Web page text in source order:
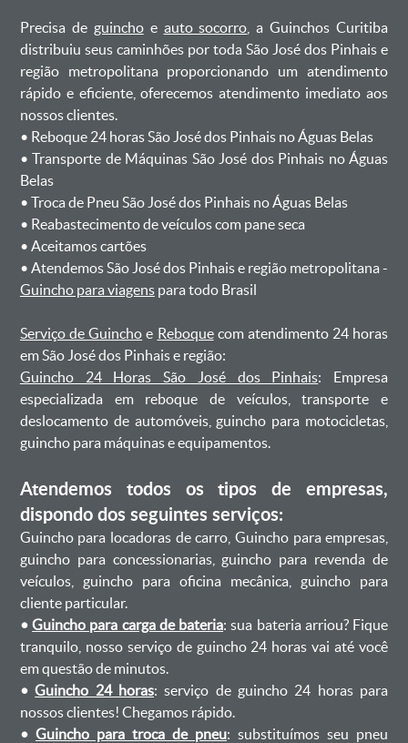
Precisa de guinchoe auto socorro , a Guinchos Curitiba
distribuiu seus caminhões por toda São José dos Pinhais e
região metropolitana proporcionando um atendimento
rápido e eficiente, oferecemos atendimento imediato aos
nossos clientes.
ㅤㅤ• Reboque 24 horas São José dos Pinhais no Águas Belas
ㅤㅤ• Transporte de Máquinas São José dos Pinhais no Águas
Belas
ㅤㅤ• Troca de Pneu São José dos Pinhais no Águas Belas
ㅤㅤ• Reabastecimento de veículos com pane seca
ㅤㅤ• Aceitamos cartões
ㅤㅤ• Atendemos São José dos Pinhais e região metropolitana -
Guincho para viagenspara todo Brasil
Serviço de Guincho e Reboquecom atendimento 24 horas
em São José dos Pinhais e região:
Guincho 24 Horas São José dos Pinhais: Empresa
especializada em reboque de veículos, transporte e
deslocamento de automóveis, guincho para motocicletas,
guincho para máquinas e equipamentos.
Atendemos todos os tipos de empresas,
dispondo dos seguintes serviços:
Guincho para locadoras de carro, Guincho para empresas,
guincho para concessionarias, guincho para revenda de
veículos, guincho para oficina mecânica, guincho para
cliente particular.
•Guincho para carga de bateria: sua bateria arriou? Fique
tranquilo, nosso serviço de guincho 24 horas vai até você
em questão de minutos.
•Guincho 24 horas: serviço de guincho 24 horas para
nossos clientes! Chegamos rápido.
• Guincho para troca de pneu: substituímos seu pneu